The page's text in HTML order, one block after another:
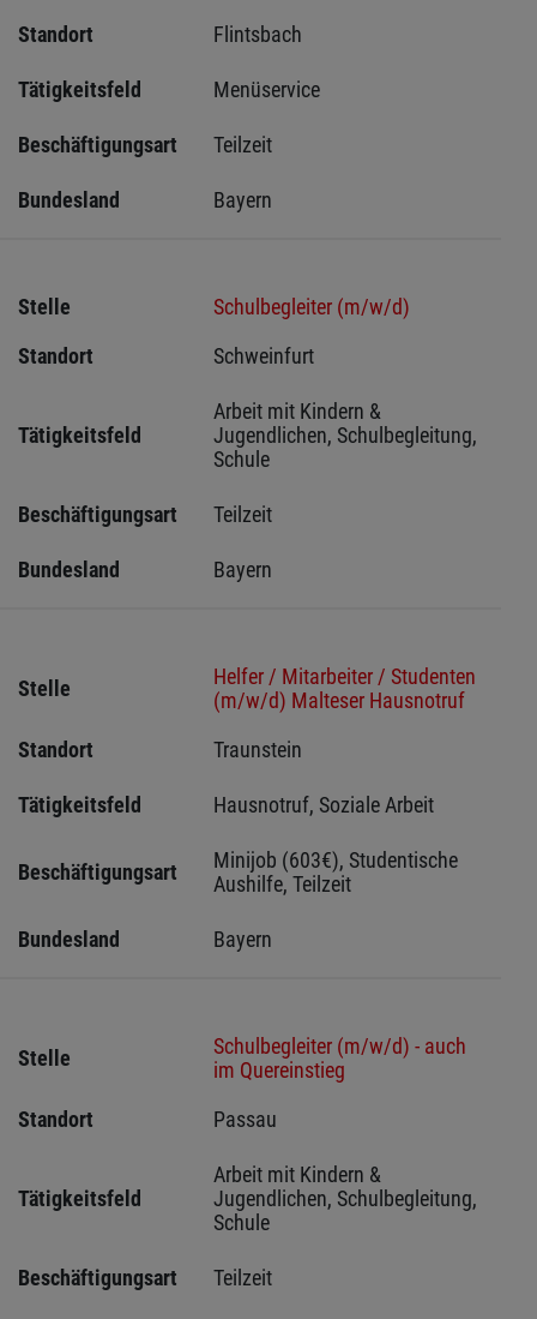
Standort
Flintsbach
Tätigkeitsfeld Menüservice
Beschäftigungsart Teilzeit
Bundesland Bayern
Stelle
Schulbegleiter (m/w/d)
Standort
Schweinfurt
Tätigkeitsfeld
Arbeit mit Kindern &
Jugendlichen, Schulbegleitung,
Schule
Beschäftigungsart Teilzeit
Bundesland Bayern
Stelle
Helfer / Mitarbeiter / Studenten
(m/w/d) Malteser Hausnotruf
Standort
Traunstein
Tätigkeitsfeld Hausnotruf, Soziale Arbeit
Beschäftigungsart
Minijob (603€), Studentische
Aushilfe, Teilzeit
Bundesland Bayern
Stelle
Schulbegleiter (m/w/d) - auch
im Quereinstieg
Standort
Passau
Tätigkeitsfeld
Arbeit mit Kindern &
Jugendlichen, Schulbegleitung,
Schule
Beschäftigungsart Teilzeit